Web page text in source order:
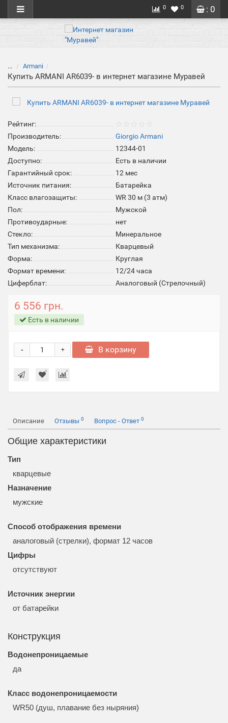
: 0
0 0
... Armani
Купить ARMANI AR6039- в интернет магазине Муравей
Рейтинг:
Производитель:
Giorgio Armani
Модель:
12344-01
Доступно:
Есть в наличии
Гарантийный срок:
12 мес
Источник питания:
Батарейка
Класс влагозащиты:
WR 30 м (3 атм)
Пол:
Мужской
Противоударные:
нет
Стекло:
Минеральное
Тип механизма:
Кварцевый
Форма:
Круглая
Формат времени:
12/24 часа
Циферблат:
Аналоговый (Стрелочный)
6 556 грн.
Есть в наличии
+
- В корзину
Описание Отзывы 0 Вопрос - Ответ 0
Общие характеристики
Тип
кварцевые
Назначение
мужские
Способ отображения времени
аналоговый (стрелки), формат 12 часов
Цифры
отсутствуют
Источник энергии
от батарейки
Конструкция
Водонепроницаемые
да
Класс водонепроницаемости
WR50 (душ, плавание без ныряния)